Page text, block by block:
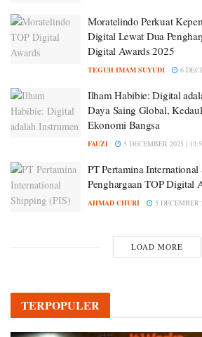
Moratelindo Perkuat
Digital Lewat Dua
Digital Awards 2025
TEGUH IMAM SUYUDI 6
Ilham Habibie: Digital
Daya Saing Global,
Ekonomi Bangsa
FAUZI 5 DECEMBER 2025 |
PT Pertamina
Penghargaan TOP Digital
AHMAD CHURI 5 DECEMBER
LOAD MORE
TERPOPULER